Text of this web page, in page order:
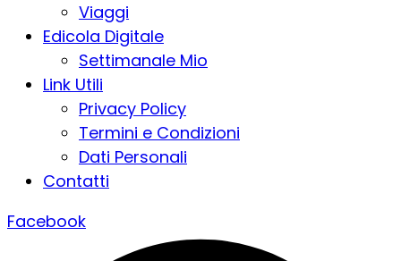
Viaggi
Edicola Digitale
Settimanale Mio
Link Utili
Privacy Policy
Termini e Condizioni
Dati Personali
Contatti
Facebook